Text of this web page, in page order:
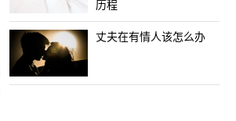
历程
丈夫在有情人该怎么办